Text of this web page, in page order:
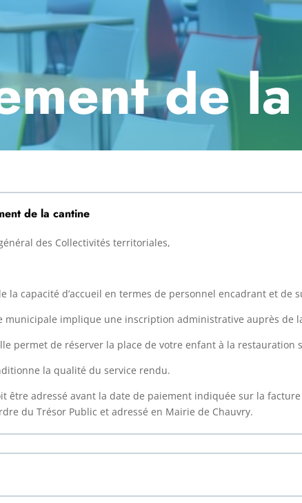
de
de la cantine
des Collectivités territoriales,
la capacité d’accueil en termes de personnel encadrant et de
municipale implique une inscription administrative auprès de
permet de réserver la place de votre enfant à la restauration
la qualité du service rendu.
être adressé avant la date de paiement indiquée sur la
du Trésor Public et adressé en Mairie de Chauvry.